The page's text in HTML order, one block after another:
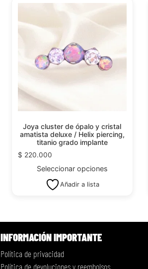
Joya cluster de ópalo y cristal
amatista deluxe / Helix piercing,
titanio grado implante
$ 220.000
Seleccionar opciones
Añadir a lista
INFORMACIÓN IMPORTANTE
Política de privacidad
Política de devoluciones y reembolsos